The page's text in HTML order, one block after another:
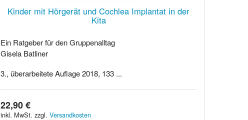
Kinder mit Hörgerät und Cochlea Implantat in der
Kita
Ein Ratgeber für den Gruppenalltag
Gisela Batliner
3., überarbeitete Auflage 2018, 133 ...
22,90 €
inkl. MwSt. zzgl.Versandkosten